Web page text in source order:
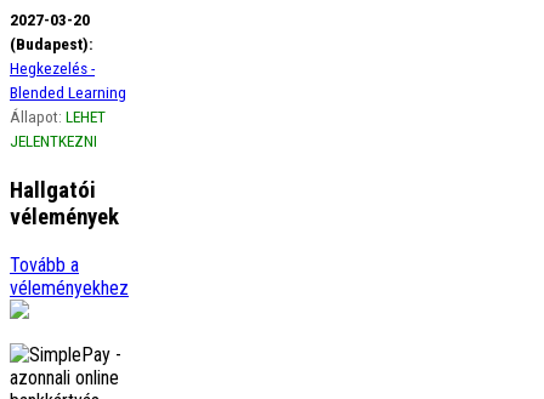
2027-03-20
(Budapest):
Hegkezelés -
Blended Learning
Állapot: LEHET
JELENTKEZNI
Hallgatói
vélemények
Ági
Szeretném szivből jövő
hálámat kifejezni a gerinces
kurzus óta életemben
előszor figyelek a borzasztó
tartásomra, amikor
görbülök, …tovább
Tovább a
véleményekhez